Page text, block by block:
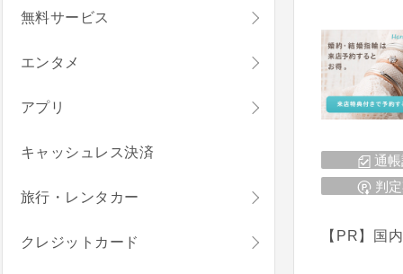
通
判
【PR】国
無料サービス
エンタメ
アプリ
キャッシュレス決済
旅行・レンタカー
クレジットカード